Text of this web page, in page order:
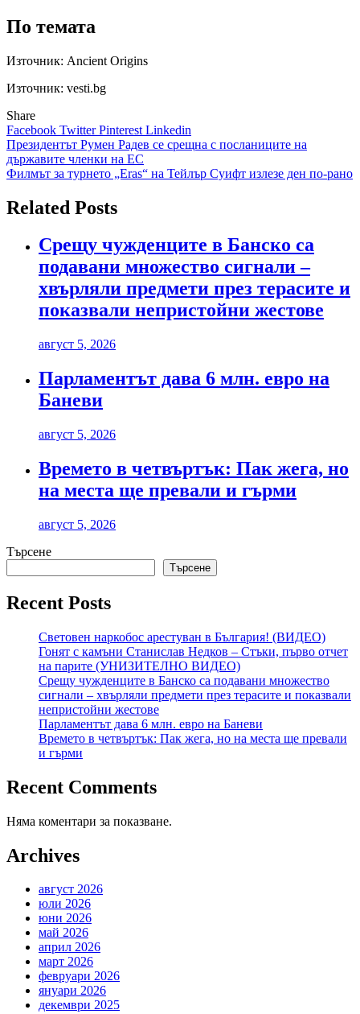
По темата
Източник: Ancient Origins
Източник: vesti.bg
Share
Facebook TwitterPinterest Linkedin
Навигация
Президентът Румен Радев се срещна с посланиците на
държавите членки на ЕС
Филмът за турнето „Еras“ на Тейлър Суифт излезе ден по-рано
Related Posts
Срещу чужденците в Банско са
подавани множество сигнали –
хвърляли предмети през терасите и
показвали непристойни жестове
август 5, 2026
Парламентът дава 6 млн. евро на
Баневи
август 5, 2026
Времето в четвъртък: Пак жега, но
на места ще превали и гърми
август 5, 2026
Търсене
Търсене
Recent Posts
Световен наркобос арестуван в България! (ВИДЕО)
Гонят с камъни Станислав Недков – Стъки, първо отчет
на парите (УНИЗИТЕЛНО ВИДЕО)
Срещу чужденците в Банско са подавани множество
сигнали – хвърляли предмети през терасите и показвали
непристойни жестове
Парламентът дава 6 млн. евро на Баневи
Времето в четвъртък: Пак жега, но на места ще превали
и гърми
Recent Comments
Няма коментари за показване.
Archives
август 2026
юли 2026
юни 2026
май 2026
април 2026
март 2026
февруари 2026
януари 2026
декември 2025